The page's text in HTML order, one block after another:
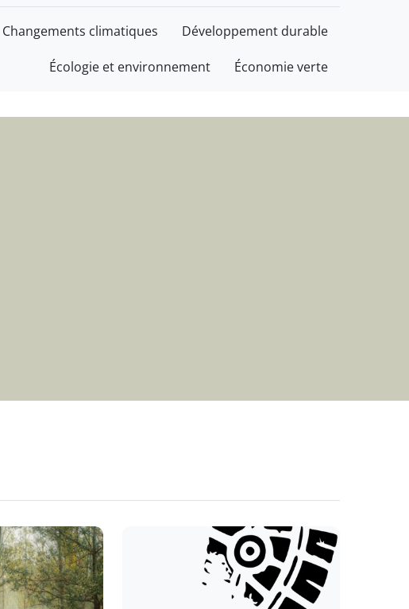
d'informations
Changements climatiques Développement durable
Écologie et environnement Économie verte